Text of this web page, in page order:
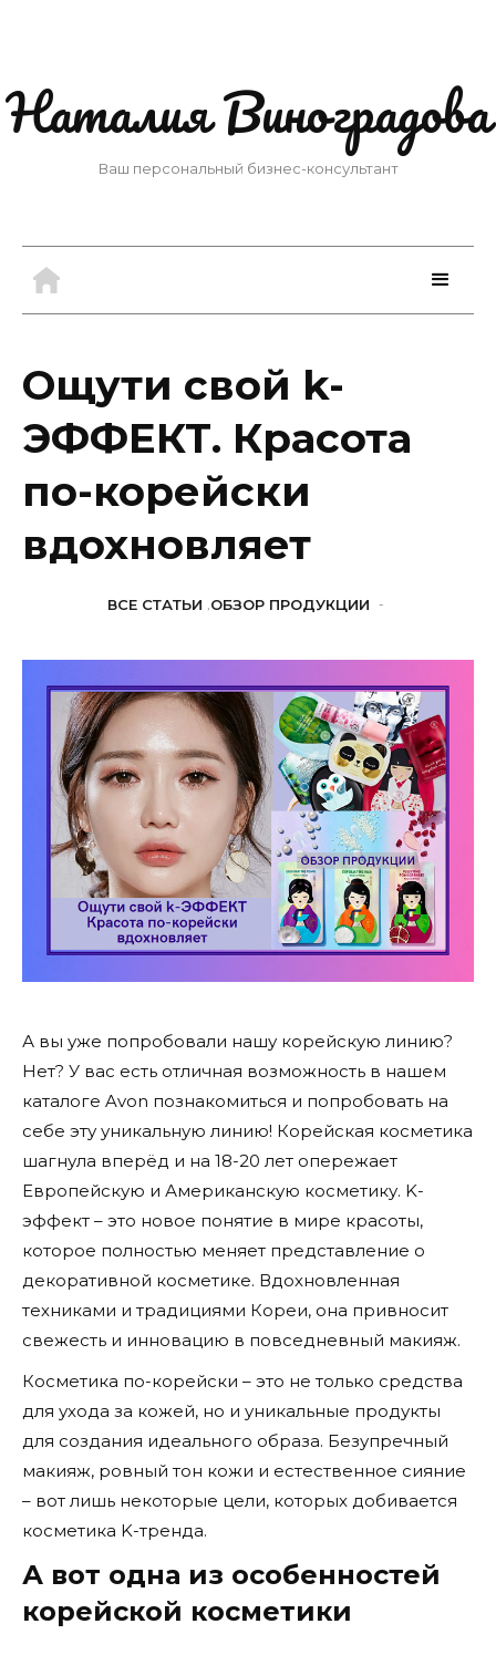
Наталия Виноградова
Ваш персональный бизнес-консультант
Ощути свой k-
ЭФФЕКТ. Красота
по-корейски
вдохновляет
ВСЕ СТАТЬИ ,ОБЗОР ПРОДУКЦИИ -
А вы уже попробовали нашу корейскую линию?
Нет? У вас есть отличная возможность в нашем
каталоге Avon познакомиться и попробовать на
себе эту уникальную линию! Корейская косметика
шагнула вперёд и на 18-20 лет опережает
Европейскую и Американскую косметику. K-
эффект – это новое понятие в мире красоты,
которое полностью меняет представление о
декоративной косметике. Вдохновленная
техниками и традициями Кореи, она привносит
свежесть и инновацию в повседневный макияж.
Косметика по-корейски – это не только средства
для ухода за кожей, но и уникальные продукты
для создания идеального образа. Безупречный
макияж, ровный тон кожи и естественное сияние
– вот лишь некоторые цели, которых добивается
косметика K-тренда.
А вот одна из особенностей
корейской косметики